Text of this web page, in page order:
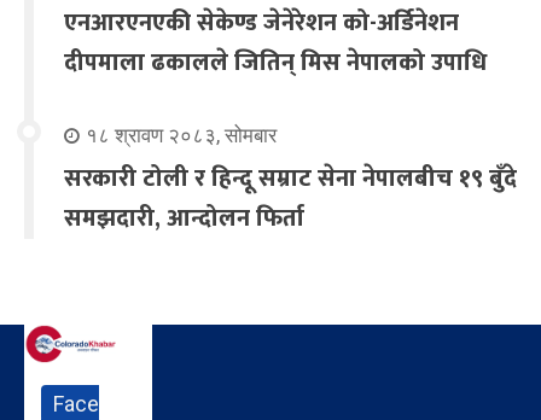
एनआरएनएकी सेकेण्ड जेनेरेशन को-अर्डिनेशन
दीपमाला ढकालले जितिन् मिस नेपालको उपाधि
१८ श्रावण २०८३, सोमबार
सरकारी टोली र हिन्दू सम्राट सेना नेपालबीच १९ बुँदे
समझदारी, आन्दोलन फिर्ता
Face